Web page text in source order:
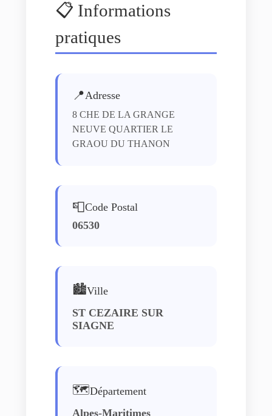
📋 Informations
pratiques
📍Adresse
8 CHE DE LA GRANGE
NEUVE QUARTIER LE
GRAOU DU THANON
📮Code Postal
06530
🏙️Ville
ST CEZAIRE SUR
SIAGNE
🗺️Département
Alpes-Maritimes